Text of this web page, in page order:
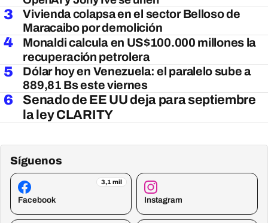
3
Vivienda colapsa en el sector Belloso de
Maracaibo por demolición
4
Monaldi calcula en US$100.000 millones la
recuperación petrolera
5
Dólar hoy en Venezuela: el paralelo sube a
889,81 Bs este viernes
6
Senado de EE UU deja para septiembre
la ley CLARITY
Síguenos
3,1 mil
Facebook Instagram